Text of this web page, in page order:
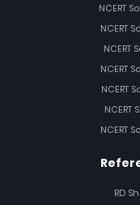
NCERT
NCERT
NCERT
NCERT
NCERT
RD